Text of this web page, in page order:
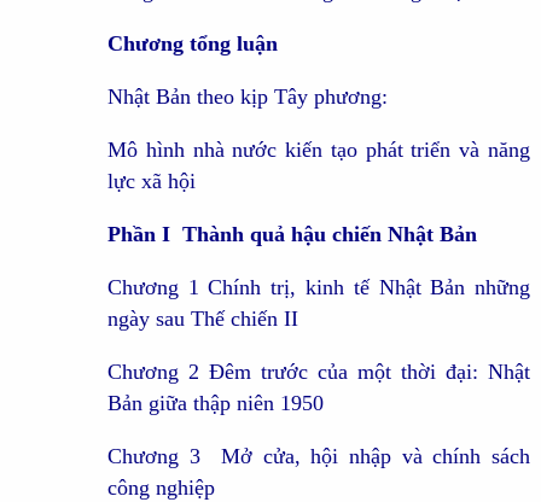
Chương tổng luận
Nhật Bản theo kịp Tây phương:
Mô hình nhà nước kiến tạo phát triển và năng
lực xã hội
Phần I Thành quả hậu chiến Nhật Bản
Chương 1 Chính trị, kinh tế Nhật Bản những
ngày sau Thế chiến II
Chương 2 Đêm trước của một thời đại: Nhật
Bản giữa thập niên 1950
Chương 3 Mở cửa, hội nhập và chính sách
công nghiệp